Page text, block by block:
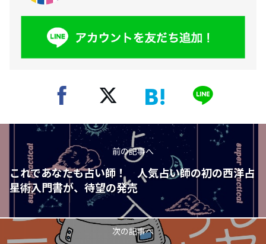
前の記事へ
これであなたも占い師！ 人気占い師の初の西洋占
星術入門書が、待望の発売
次の記事へ